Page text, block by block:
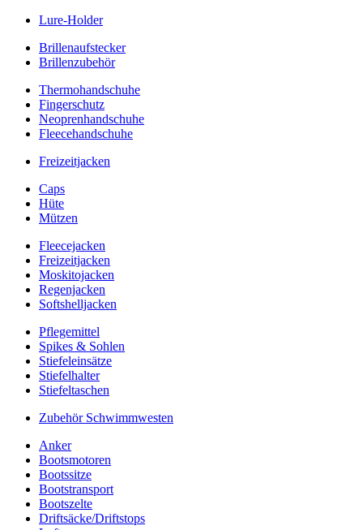
Lure-Holder
Brillenaufstecker
Brillenzubehör
Thermohandschuhe
Fingerschutz
Neoprenhandschuhe
Fleecehandschuhe
Freizeitjacken
Caps
Hüte
Mützen
Fleecejacken
Freizeitjacken
Moskitojacken
Regenjacken
Softshelljacken
Pflegemittel
Spikes & Sohlen
Stiefeleinsätze
Stiefelhalter
Stiefeltaschen
Zubehör Schwimmwesten
Anker
Bootsmotoren
Bootssitze
Bootstransport
Bootszelte
Driftsäcke/Driftstops